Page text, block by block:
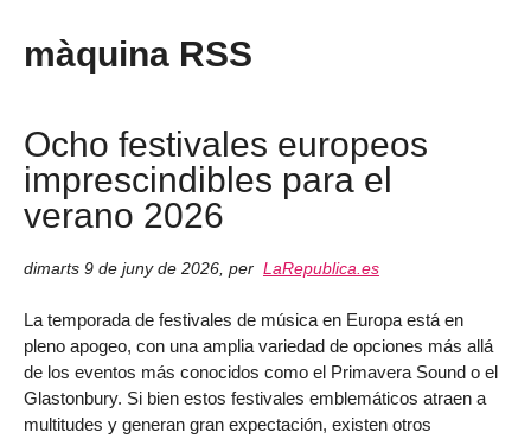
màquina RSS
Ocho festivales europeos
imprescindibles para el
verano 2026
dimarts 9 de juny de 2026 per LaRepublica.es
La temporada de festivales de música en Europa está en
pleno apogeo, con una amplia variedad de opciones más allá
de los eventos más conocidos como el Primavera Sound o el
Glastonbury. Si bien estos festivales emblemáticos atraen a
multitudes y generan gran expectación, existen otros